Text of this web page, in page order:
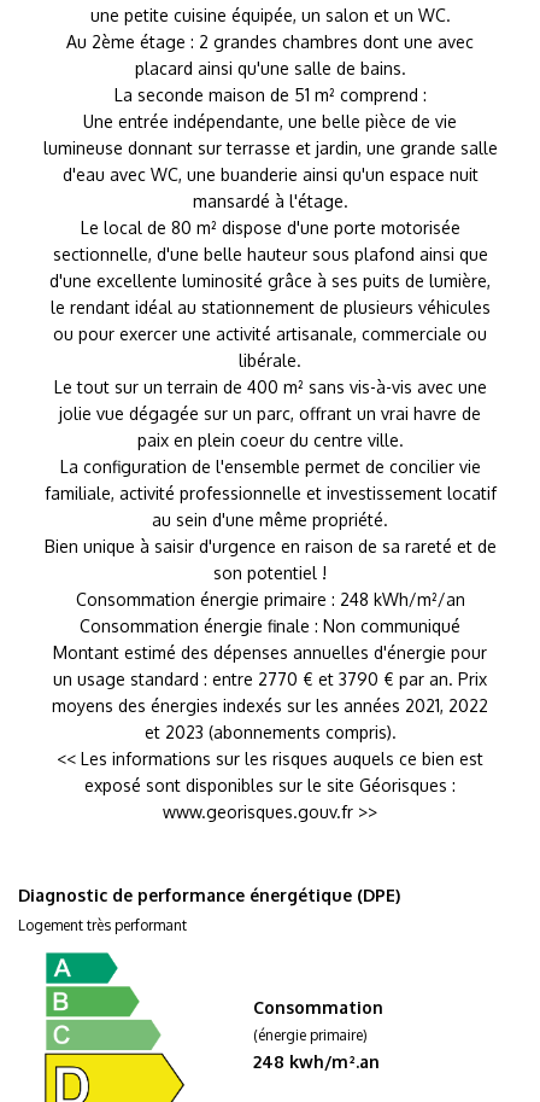
une petite cuisine équipée, un salon et un WC.
Au 2ème étage : 2 grandes chambres dont une avec
placard ainsi qu'une salle de bains.
La seconde maison de 51 m² comprend :
Une entrée indépendante, une belle pièce de vie
lumineuse donnant sur terrasse et jardin, une grande salle
d'eau avec WC, une buanderie ainsi qu'un espace nuit
mansardé à l'étage.
Le local de 80 m² dispose d'une porte motorisée
sectionnelle, d'une belle hauteur sous plafond ainsi que
d'une excellente luminosité grâce à ses puits de lumière,
le rendant idéal au stationnement de plusieurs véhicules
ou pour exercer une activité artisanale, commerciale ou
libérale.
Le tout sur un terrain de 400 m² sans vis-à-vis avec une
jolie vue dégagée sur un parc, offrant un vrai havre de
paix en plein coeur du centre ville.
La configuration de l'ensemble permet de concilier vie
familiale, activité professionnelle et investissement locatif
au sein d'une même propriété.
Bien unique à saisir d'urgence en raison de sa rareté et de
son potentiel !
Consommation énergie primaire : 248 kWh/m²/an
Consommation énergie finale : Non communiqué
Montant estimé des dépenses annuelles d'énergie pour
un usage standard : entre 2770 € et 3790 € par an. Prix
moyens des énergies indexés sur les années 2021, 2022
et 2023 (abonnements compris).
<< Les informations sur les risques auquels ce bien est
exposé sont disponibles sur le site Géorisques :
www.georisques.gouv.fr >>
Diagnostic de performance énergétique (DPE)
Logement très performant
Consommation
(énergie primaire)
248 kwh/m².an